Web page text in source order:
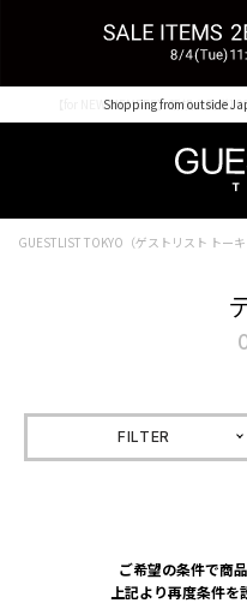
Shopping from outside
【for NEW MEMBER】新規会員
GUESTLIST TOKYO（ゲストリスト トー
FILTER
ご希望の条件で商
上記より再度条件を